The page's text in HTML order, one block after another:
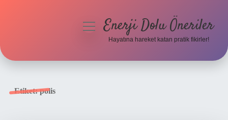
menüyüEnerji Dolu Öneriler
Hayatına hareket katan pratik fikirler!
Etiket:polis